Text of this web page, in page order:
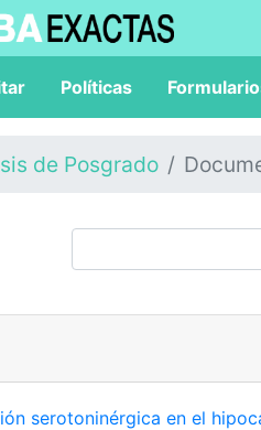
Políticas
de Posgrado
serotoninérgica en el